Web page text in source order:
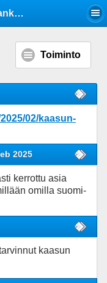
Kaasun täytöstä tankkipulloihin Euroopassa.
Toiminto
02/kaasun-
2025
kerrottu asia
omilla suomi-
kaasun